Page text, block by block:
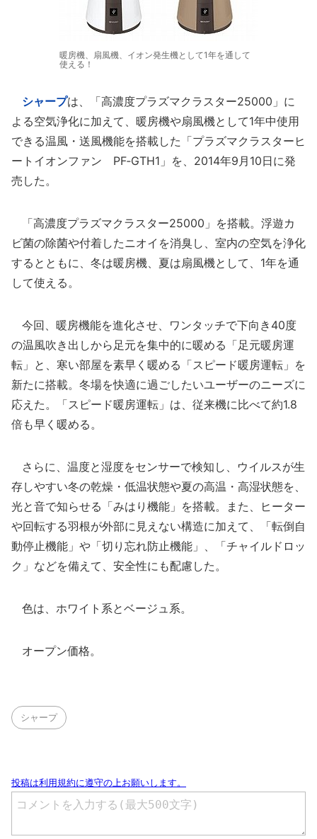
暖房機、扇風機、イオン発生機として1年を通して
使える！
シャープは、「高濃度プラズマクラスター25000」に
よる空気浄化に加えて、暖房機や扇風機として1年中使用
できる温風・送風機能を搭載した「プラズマクラスターヒ
ートイオンファン PF‐GTH1」を、2014年9月10日に発
売した。
「高濃度プラズマクラスター25000」を搭載。浮遊カ
ビ菌の除菌や付着したニオイを消臭し、室内の空気を浄化
するとともに、冬は暖房機、夏は扇風機として、1年を通
して使える。
今回、暖房機能を進化させ、ワンタッチで下向き40度
の温風吹き出しから足元を集中的に暖める「足元暖房運
転」と、寒い部屋を素早く暖める「スピード暖房運転」を
新たに搭載。冬場を快適に過ごしたいユーザーのニーズに
応えた。「スピード暖房運転」は、従来機に比べて約1.8
倍も早く暖める。
さらに、温度と湿度をセンサーで検知し、ウイルスが生
存しやすい冬の乾燥・低温状態や夏の高温・高湿状態を、
光と音で知らせる「みはり機能」を搭載。また、ヒーター
や回転する羽根が外部に見えない構造に加えて、「転倒自
動停止機能」や「切り忘れ防止機能」、「チャイルドロッ
ク」などを備えて、安全性にも配慮した。
色は、ホワイト系とベージュ系。
オープン価格。
シャープ